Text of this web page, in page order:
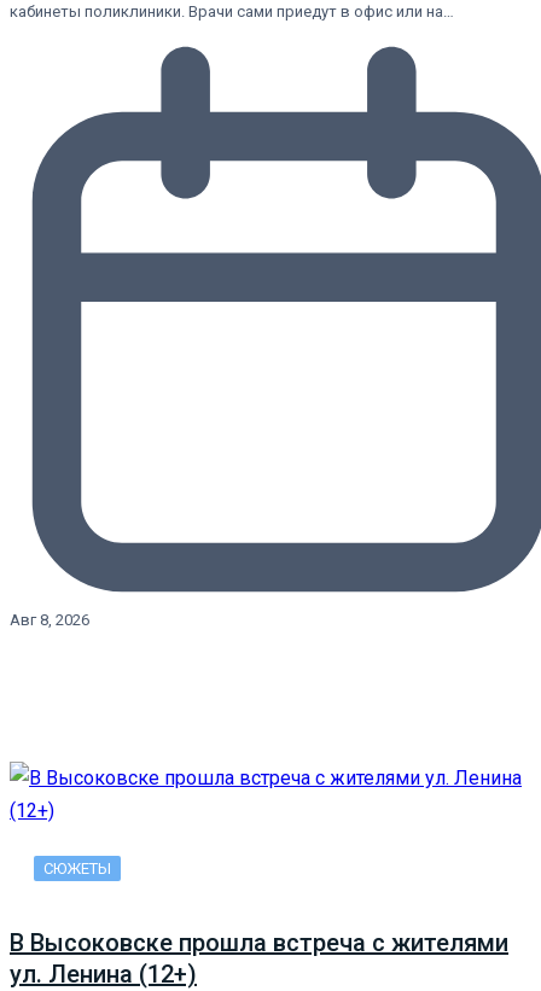
кабинеты поликлиники. Врачи сами приедут в офис или на…
Авг 8, 2026
СЮЖЕТЫ
В Высоковске прошла встреча с жителями
ул. Ленина (12+)